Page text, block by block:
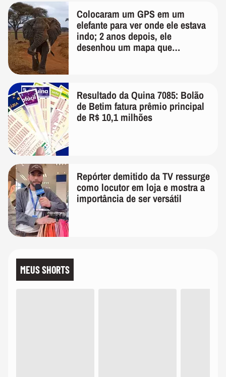
Colocaram um GPS em um
elefante para ver onde ele estava
indo; 2 anos depois, ele
desenhou um mapa que
Resultado da Quina 7085: Bolão
de Betim fatura prêmio principal
de R$ 10,1 milhões
Repórter demitido da TV ressurge
como locutor em loja e mostra a
importância de ser versátil
MEUS SHORTS